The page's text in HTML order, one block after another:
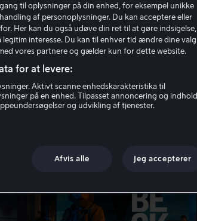
Fra 59 kr
til oplysninger på din enhed, for eksempel unikke
af personoplysninger. Du kan acceptere eller
Her kan du også udøve din ret til at gøre indsigelse,
interesse. Du kan til enhver tid ændre dine valg
vores partnere og gælder kun for dette website.
for at levere:
Aktivt scanne enhedskarakteristika til
på en enhed. Tilpasset annoncering og indhold,
og udvikling af tjenester.
Afvis alle Jeg accepterer